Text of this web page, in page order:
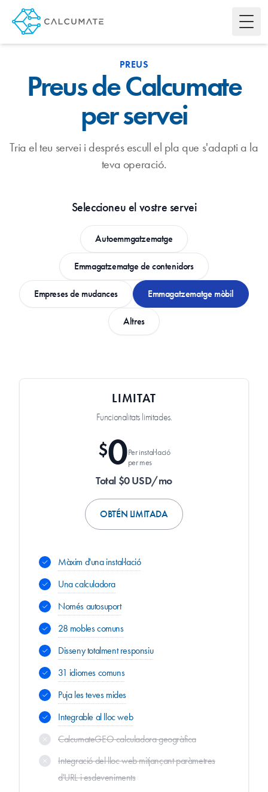
PREUS
Preus de Calcumate
per servei
Tria el teu servei i després escull el pla que s'adapti a la
teva operació.
Seleccioneu el vostre servei
Autoemmgatzematge
Emmagatzematge de contenidors
Empreses de mudances Emmagatzematge mòbil
Altres
LIMITAT
Funcionalitats limitades.
$0Per instal·lació
per mes
Total $0 USD/mo
OBTÉN LIMITADA
Màxim d'una instal·lació
Una calculadora
Només autosuport
28 mobles comuns
Disseny totalment responsiu
31 idiomes comuns
Puja les teves mides
Integrable al lloc web
CalcumateGEO calculadora geogràfica
Integració del lloc web mitjançant paràmetres
d'URL i esdeveniments